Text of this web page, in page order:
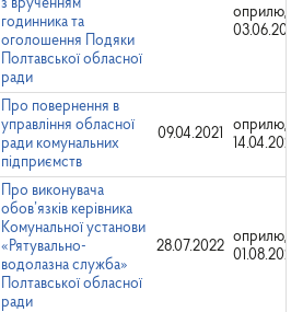
з врученням
годинника та
оголошення Подяки
Полтавської обласної
ради
03.06.2024
Про повернення в
управління обласної
ради комунальних
підприємств
09.04.2021
14.04.2021
Про виконувача
обов’язків керівника
Комунальної установи
«Рятувально-
водолазна служба»
Полтавської обласної
ради
28.07.2022
01.08.2022